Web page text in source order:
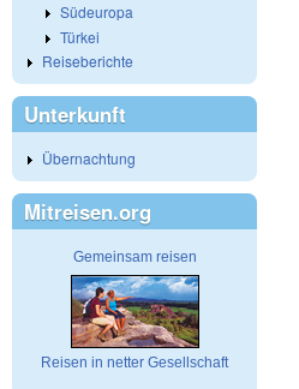
Südeuropa
Türkei
Reiseberichte
Unterkunft
Übernachtung
Mitreisen.org
Gemeinsam reisen
Reisen in netter Gesellschaft